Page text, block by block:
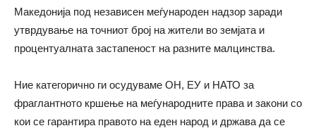
Македонија под независен меѓународен надзор заради
утврдување на точниот број на жители во земјата и
процентуалната застапеност на разните малцинства.
Ние категорично ги осудуваме ОН, ЕУ и НАТО за
фраглантното кршење на меѓународните права и закони со
кои се гарантира правото на еден народ и држава да се